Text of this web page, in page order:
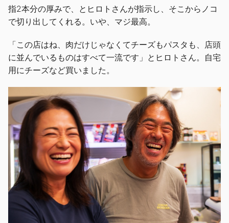
指2本分の厚みで、とヒロトさんが指示し、そこからノコ
で切り出してくれる。いや、マジ最高。
「この店はね、肉だけじゃなくてチーズもパスタも、店頭
に並んでいるものはすべて一流です」とヒロトさん。自宅
用にチーズなど買いました。